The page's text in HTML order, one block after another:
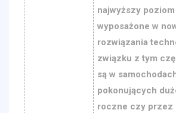
najwyższy
wyposażone w
rozwiązania
związku z tym
są w
pokonujących
roczne czy przez